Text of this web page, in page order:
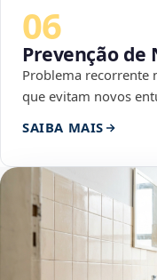
06
Prevenção de
Problema recorrente
que evitam novos
SAIBA MAIS